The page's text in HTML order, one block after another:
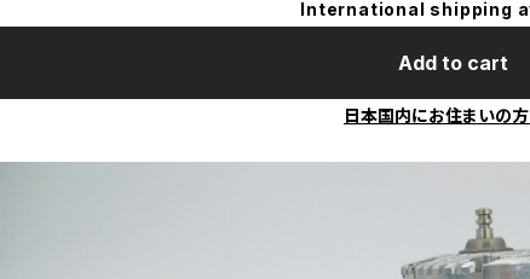
International shipping
Add to cart
日本国内にお住まいの